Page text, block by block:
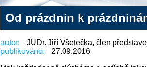
Od prázdnin k
autor:
JUDr. Jiří Všetečka, člen
publikováno:
27.09.2016